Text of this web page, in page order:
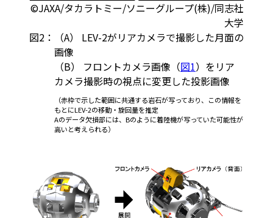
©JAXA/タカラトミー/ソニーグループ(株)/同志社
大学
図2：
（A） LEV-2がリアカメラで撮影した月面の
画像
（B） フロントカメラ画像（図1）をリア
カメラ撮影時の視点に変更した投影画像
（赤枠で示した範囲に共通する岩石が写っており、この情報を
もとにLEV-2の移動・旋回量を推定
Aのデータ欠損部には、Bのように着陸機が写っていた可能性が
高いと考えられる）